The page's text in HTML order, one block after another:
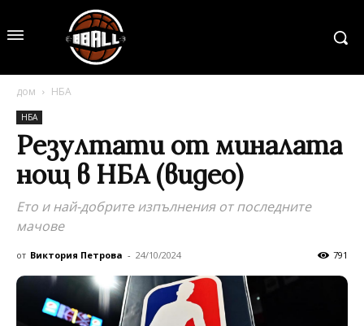
дом НБА
НБА
Резултати от миналата
нощ в НБА (видео)
Ето и най-добрите изпълнения от последните
мачове
от Виктория Петрова - 24/10/2024 791